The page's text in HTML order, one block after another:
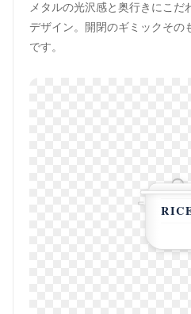
メタルの光沢感と奥行きにこだ
デザイン。開閉のギミックその
です。